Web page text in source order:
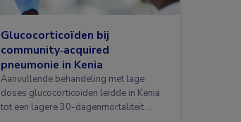
Glucocorticoïden bij
community‑acquired
pneumonie in Kenia
Aanvullende behandeling met lage
doses glucocorticoïden leidde in Kenia
tot een lagere 30-dagenmortaliteit …